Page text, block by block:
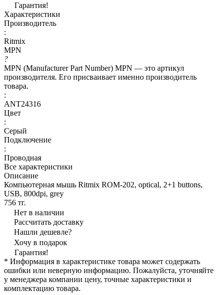
Гарантия!
Характеристики
Производитель
:
Ritmix
MPN
?
MPN (Manufacturer Part Number) MPN — это артикул
производителя. Его присваивает именно производитель
товара.
:
ANT24316
Цвет
:
Серый
Подключение
:
Проводная
Все характеристики
Описание
Компьютерная мышь Ritmix ROM-202, optical, 2+1 buttons,
USB, 800dpi, grey
756 тг.
Нет в наличии
Рассчитать доставку
Нашли дешевле?
Хочу в подарок
Гарантия!
* Информация в характеристике товара может содержать
ошибки или неверную информацию. Пожалуйста, уточняйте
у менеджера компании цену, точные характеристики и
комплектацию товара.